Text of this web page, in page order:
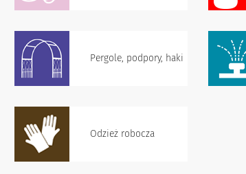
Pergole, podpory, haki
Odzież robocza